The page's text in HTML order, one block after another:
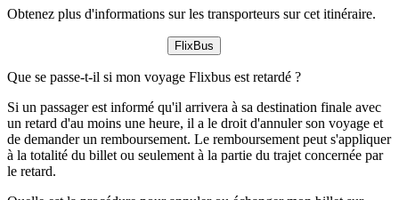
Obtenez plus d'informations sur les transporteurs sur cet itinéraire.
FlixBus
Que se passe-t-il si mon voyage Flixbus est retardé ?
Si un passager est informé qu'il arrivera à sa destination finale avec
un retard d'au moins une heure, il a le droit d'annuler son voyage et
de demander un remboursement. Le remboursement peut s'appliquer
à la totalité du billet ou seulement à la partie du trajet concernée par
le retard.